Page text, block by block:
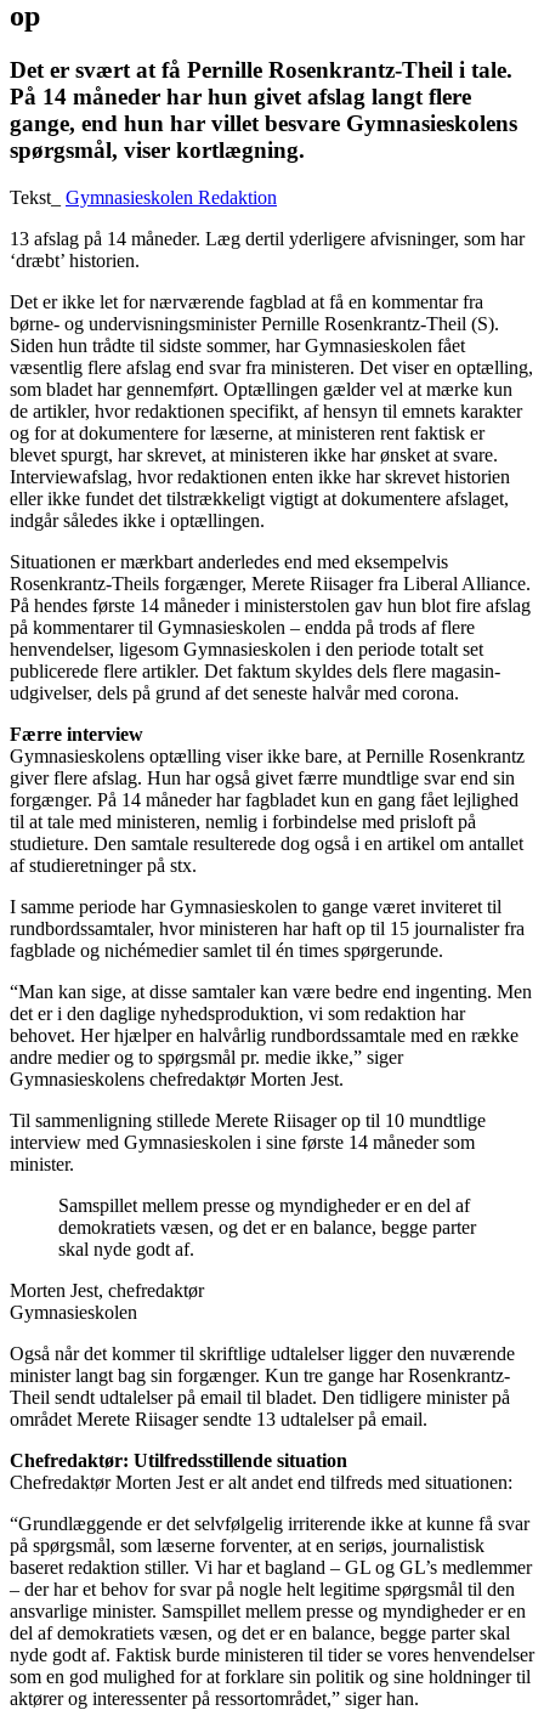
op
Det er svært at få Pernille Rosenkrantz-Theil i tale.
På 14 måneder har hun givet afslag langt flere
gange, end hun har villet besvare Gymnasieskolens
spørgsmål, viser kortlægning.
Tekst_ Gymnasieskolen Redaktion
13 afslag på 14 måneder. Læg dertil yderligere afvisninger, som har
‘dræbt’ historien.
Det er ikke let for nærværende fagblad at få en kommentar fra
børne- og undervisningsminister Pernille Rosenkrantz-Theil (S).
Siden hun trådte til sidste sommer, har Gymnasieskolen fået
væsentlig flere afslag end svar fra ministeren. Det viser en optælling,
som bladet har gennemført. Optællingen gælder vel at mærke kun
de artikler, hvor redaktionen specifikt, af hensyn til emnets karakter
og for at dokumentere for læserne, at ministeren rent faktisk er
blevet spurgt, har skrevet, at ministeren ikke har ønsket at svare.
Interviewafslag, hvor redaktionen enten ikke har skrevet historien
eller ikke fundet det tilstrækkeligt vigtigt at dokumentere afslaget,
indgår således ikke i optællingen.
Situationen er mærkbart anderledes end med eksempelvis
Rosenkrantz-Theils forgænger, Merete Riisager fra Liberal Alliance.
På hendes første 14 måneder i ministerstolen gav hun blot fire afslag
på kommentarer til Gymnasieskolen – endda på trods af flere
henvendelser, ligesom Gymnasieskolen i den periode totalt set
publicerede flere artikler. Det faktum skyldes dels flere magasin-
udgivelser, dels på grund af det seneste halvår med corona.
Færre interview
Gymnasieskolens optælling viser ikke bare, at Pernille Rosenkrantz
giver flere afslag. Hun har også givet færre mundtlige svar end sin
forgænger. På 14 måneder har fagbladet kun en gang fået lejlighed
til at tale med ministeren, nemlig i forbindelse med prisloft på
studieture. Den samtale resulterede dog også i en artikel om antallet
af studieretninger på stx.
I samme periode har Gymnasieskolen to gange været inviteret til
rundbordssamtaler, hvor ministeren har haft op til 15 journalister fra
fagblade og nichémedier samlet til én times spørgerunde.
“Man kan sige, at disse samtaler kan være bedre end ingenting. Men
det er i den daglige nyhedsproduktion, vi som redaktion har
behovet. Her hjælper en halvårlig rundbordssamtale med en række
andre medier og to spørgsmål pr. medie ikke,” siger
Gymnasieskolens chefredaktør Morten Jest.
Til sammenligning stillede Merete Riisager op til 10 mundtlige
interview med Gymnasieskolen i sine første 14 måneder som
minister.
Samspillet mellem presse og myndigheder er en del af
demokratiets væsen, og det er en balance, begge parter
skal nyde godt af.
Morten Jest, chefredaktør
Gymnasieskolen
Også når det kommer til skriftlige udtalelser ligger den nuværende
minister langt bag sin forgænger. Kun tre gange har Rosenkrantz-
Theil sendt udtalelser på email til bladet. Den tidligere minister på
området Merete Riisager sendte 13 udtalelser på email.
Chefredaktør: Utilfredsstillende situation
Chefredaktør Morten Jest er alt andet end tilfreds med situationen:
“Grundlæggende er det selvfølgelig irriterende ikke at kunne få svar
på spørgsmål, som læserne forventer, at en seriøs, journalistisk
baseret redaktion stiller. Vi har et bagland – GL og GL’s medlemmer
– der har et behov for svar på nogle helt legitime spørgsmål til den
ansvarlige minister. Samspillet mellem presse og myndigheder er en
del af demokratiets væsen, og det er en balance, begge parter skal
nyde godt af. Faktisk burde ministeren til tider se vores henvendelser
som en god mulighed for at forklare sin politik og sine holdninger til
aktører og interessenter på ressortområdet,” siger han.